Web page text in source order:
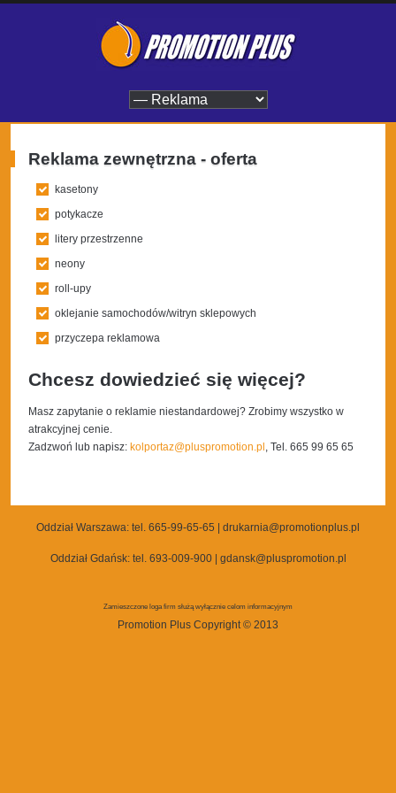
Reklama zewnętrzna - oferta
kasetony
potykacze
litery przestrzenne
neony
roll-upy
oklejanie samochodów/witryn sklepowych
przyczepa reklamowa
Chcesz dowiedzieć się więcej?
Masz zapytanie o reklamie niestandardowej? Zrobimy wszystko w
atrakcyjnej cenie.
Zadzwoń lub napisz: kolportaz@pluspromotion.pl , Tel. 665 99 65 65
Oddział Warszawa: tel. 665-99-65-65 drukarnia@promotionplus.pl
Oddział Gdańsk: tel. 693-009-900| gdansk@pluspromotion.pl
Zamieszczone loga firm służą wyłącznie celom informacyjnym
Promotion Plus Copyright © 2013